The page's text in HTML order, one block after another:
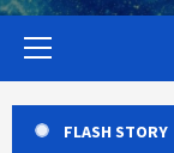
Primary
FLASH STORY